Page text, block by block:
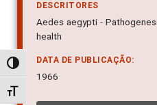
Alternar alto contraste
Alternar tamanho da fonte
DESCRITORES
Aedes aegypti -
health
DATA DE PUBLICAÇÃO:
1966